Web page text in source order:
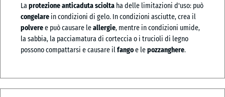
Laprotezione anticaduta sciolta ha delle limitazioni d'uso: può
congelare in condizioni di gelo. In condizioni asciutte, crea il
polveree può causare leallergie, mentre in condizioni umide,
la sabbia, la pacciamatura di corteccia o i trucioli di legno
possono compattarsi e causare ilfangoe lepozzanghere.